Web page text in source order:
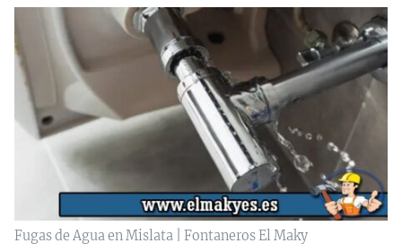
Fugas de Agua en Mislata | Fontaneros El Maky